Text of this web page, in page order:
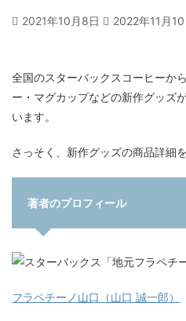
2021年10月8日 2022年11月10
全国のスターバックスコーヒーか
ー・マグカップなどの新作グッズ
います。
さっそく、新作グッズの商品詳細
著者のプロフィール
フラペチーノ山口（山口 誠一郎）